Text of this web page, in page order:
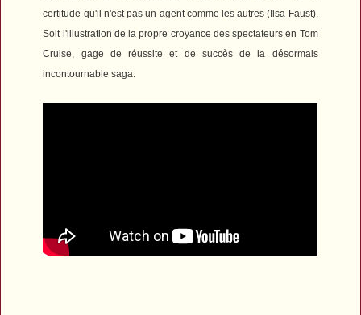
certitude qu'il n'est pas un agent comme les autres (Ilsa Faust).
Soit l'illustration de la propre croyance des spectateurs en Tom
Cruise, gage de réussite et de succès de la désormais
incontournable saga.